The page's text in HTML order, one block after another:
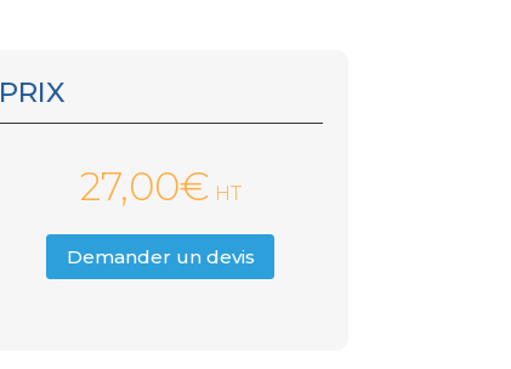
PRIX
27,00€ HT
Demander un devis